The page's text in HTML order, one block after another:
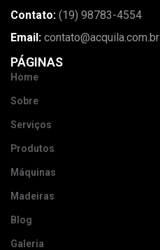
Contato: (19) 98783-4554
Email: contato@acquila.com.br
PÁGINAS
Home
Sobre
Serviços
Produtos
Máquinas
Madeiras
Blog
Galeria